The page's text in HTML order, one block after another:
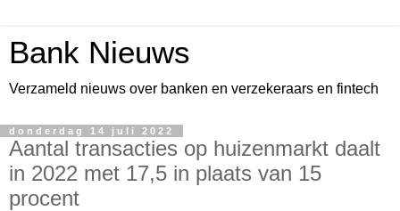
Bank Nieuws
Verzameld nieuws over banken en verzekeraars en fintech
donderdag 14 juli 2022
Aantal transacties op huizenmarkt daalt
in 2022 met 17,5 in plaats van 15
procent